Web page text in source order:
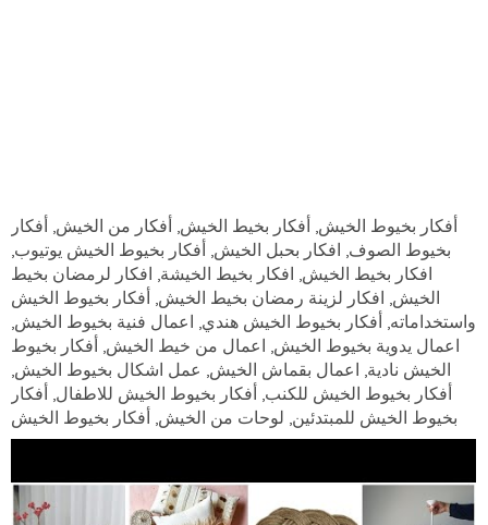
أفكار بخيوط الخيش, أفكار بخيط الخيش, أفكار من الخيش, أفكار
بخيوط الصوف, افكار بحبل الخيش, أفكار بخيوط الخيش يوتيوب,
افكار بخيط الخيش, افكار بخيط الخيشة, افكار لرمضان بخيط
الخيش, افكار لزينة رمضان بخيط الخيش, أفكار بخيوط الخيش
واستخداماته, أفكار بخيوط الخيش هندي, اعمال فنية بخيوط الخيش,
اعمال يدوية بخيوط الخيش, اعمال من خيط الخيش, أفكار بخيوط
الخيش نادية, اعمال بقماش الخيش, عمل اشكال بخيوط الخيش,
أفكار بخيوط الخيش للكنب, أفكار بخيوط الخيش للاطفال, أفكار
بخيوط الخيش للمبتدئين, لوحات من الخيش, أفكار بخيوط الخيش
كبير, كروشيه بالخيش, افكار من قماش الخيش, أفكار بخيوط
العالم, أفكار بخيوط الخيش في رمضان, فازات بالخيش, فن
الخيش, أفكار بخيوط الخيش غزة, غرزة مكرمية, شغل خيط الخيش,